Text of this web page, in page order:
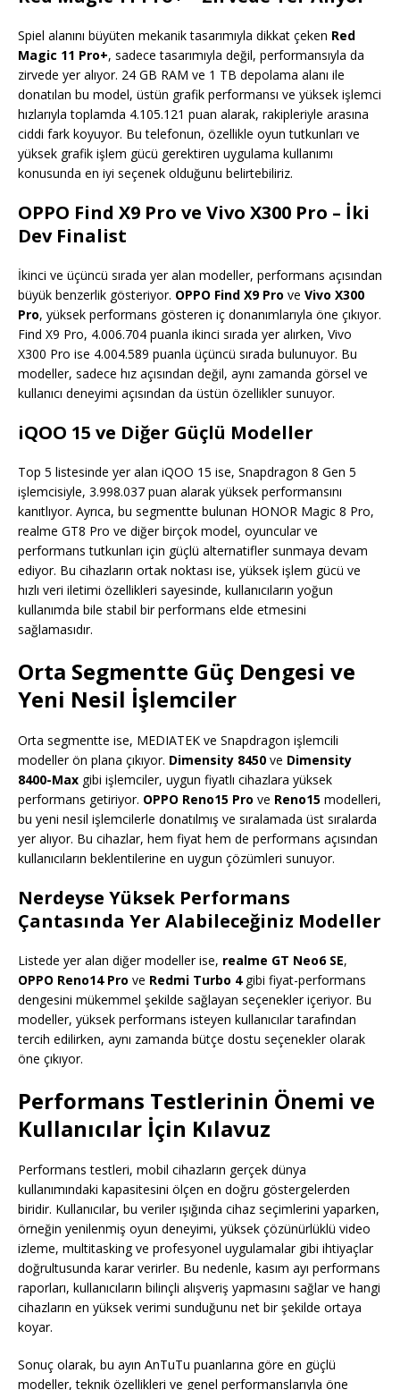
Spiel alanını büyüten mekanik tasarımıyla dikkat çeken Red
Magic 11 Pro+, sadece tasarımıyla değil, performansıyla da
zirvede yer alıyor. 24 GB RAM ve 1 TB depolama alanı ile
donatılan bu model, üstün grafik performansı ve yüksek işlemci
hızlarıyla toplamda 4.105.121 puan alarak, rakipleriyle arasına
ciddi fark koyuyor. Bu telefonun, özellikle oyun tutkunları ve
yüksek grafik işlem gücü gerektiren uygulama kullanımı
konusunda en iyi seçenek olduğunu belirtebiliriz.
OPPO Find X9 Pro ve Vivo X300 Pro – İki
Dev Finalist
İkinci ve üçüncü sırada yer alan modeller, performans açısından
büyük benzerlik gösteriyor. OPPO Find X9 Pro ve Vivo X300
Pro, yüksek performans gösteren iç donanımlarıyla öne çıkıyor.
Find X9 Pro, 4.006.704 puanla ikinci sırada yer alırken, Vivo
X300 Pro ise 4.004.589 puanla üçüncü sırada bulunuyor. Bu
modeller, sadece hız açısından değil, aynı zamanda görsel ve
kullanıcı deneyimi açısından da üstün özellikler sunuyor.
iQOO 15 ve Diğer Güçlü Modeller
Top 5 listesinde yer alan iQOO 15 ise, Snapdragon 8 Gen 5
işlemcisiyle, 3.998.037 puan alarak yüksek performansını
kanıtlıyor. Ayrıca, bu segmentte bulunan HONOR Magic 8 Pro,
realme GT8 Pro ve diğer birçok model, oyuncular ve
performans tutkunları için güçlü alternatifler sunmaya devam
ediyor. Bu cihazların ortak noktası ise, yüksek işlem gücü ve
hızlı veri iletimi özellikleri sayesinde, kullanıcıların yoğun
kullanımda bile stabil bir performans elde etmesini
sağlamasıdır.
Orta Segmentte Güç Dengesi ve
Yeni Nesil İşlemciler
Orta segmentte ise, MEDIATEK ve Snapdragon işlemcili
modeller ön plana çıkıyor. Dimensity 8450 ve Dimensity
8400-Max gibi işlemciler, uygun fiyatlı cihazlara yüksek
performans getiriyor. OPPO Reno15 Pro ve Reno15 modelleri,
bu yeni nesil işlemcilerle donatılmış ve sıralamada üst sıralarda
yer alıyor. Bu cihazlar, hem fiyat hem de performans açısından
kullanıcıların beklentilerine en uygun çözümleri sunuyor.
Nerdeyse Yüksek Performans
Çantasında Yer Alabileceğiniz Modeller
Listede yer alan diğer modeller ise, realme GT Neo6 SE,
OPPO Reno14 Pro ve Redmi Turbo 4gibi fiyat-performans
dengesini mükemmel şekilde sağlayan seçenekler içeriyor. Bu
modeller, yüksek performans isteyen kullanıcılar tarafından
tercih edilirken, aynı zamanda bütçe dostu seçenekler olarak
öne çıkıyor.
Performans Testlerinin Önemi ve
Kullanıcılar İçin Kılavuz
Performans testleri, mobil cihazların gerçek dünya
kullanımındaki kapasitesini ölçen en doğru göstergelerden
biridir. Kullanıcılar, bu veriler ışığında cihaz seçimlerini yaparken,
örneğin yenilenmiş oyun deneyimi, yüksek çözünürlüklü video
izleme, multitasking ve profesyonel uygulamalar gibi ihtiyaçlar
doğrultusunda karar verirler. Bu nedenle, kasım ayı performans
raporları, kullanıcıların bilinçli alışveriş yapmasını sağlar ve hangi
cihazların en yüksek verimi sunduğunu net bir şekilde ortaya
koyar.
Sonuç olarak, bu ayın AnTuTu puanlarına göre en güçlü
modeller, teknik özellikleri ve genel performanslarıyla öne